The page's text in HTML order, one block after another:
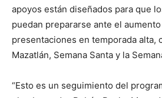
apoyos están diseñados para que
puedan prepararse ante el
presentaciones en temporada alta,
Mazatlán, Semana Santa y la
“Esto es un seguimiento del